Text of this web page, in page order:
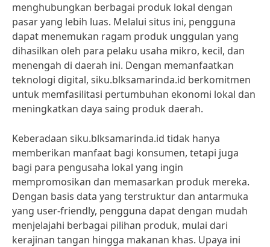
menghubungkan berbagai produk lokal dengan
pasar yang lebih luas. Melalui situs ini, pengguna
dapat menemukan ragam produk unggulan yang
dihasilkan oleh para pelaku usaha mikro, kecil, dan
menengah di daerah ini. Dengan memanfaatkan
teknologi digital, siku.blksamarinda.id berkomitmen
untuk memfasilitasi pertumbuhan ekonomi lokal dan
meningkatkan daya saing produk daerah.
Keberadaan siku.blksamarinda.id tidak hanya
memberikan manfaat bagi konsumen, tetapi juga
bagi para pengusaha lokal yang ingin
mempromosikan dan memasarkan produk mereka.
Dengan basis data yang terstruktur dan antarmuka
yang user-friendly, pengguna dapat dengan mudah
menjelajahi berbagai pilihan produk, mulai dari
kerajinan tangan hingga makanan khas. Upaya ini